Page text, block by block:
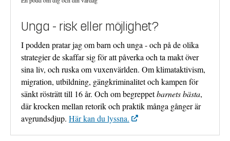
Unga - risk eller möjlighet?
I podden pratar jag om barn och unga - och på de olika
strategier de skaffar sig för att påverka och ta makt över
sina liv, och ruska om vuxenvärlden. Om klimataktivism,
migration, utbildning, gängkriminalitet och kampen för
sänkt rösträtt till 16 år. Och om begreppetbarnets bästa,
där krocken mellan retorik och praktik många gånger är
avgrundsdjup. Här kan du lyssna.